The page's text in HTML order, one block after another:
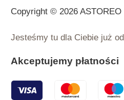
Copyright © 2026 ASTOREO
Jesteśmy tu dla Ciebie już
Akceptujemy płatności